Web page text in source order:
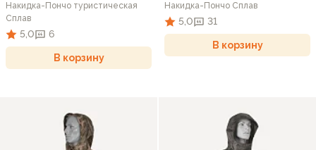
Накидка-Пончо туристическая
Сплав
5,0 6
В корзину
Накидка-Пончо Сплав
5,0 31
В корзину